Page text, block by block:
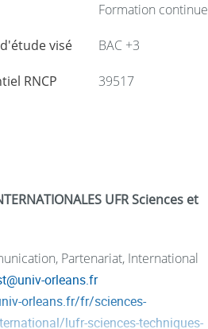
permettra l’attribution d’un
et de la biologie :
Formation continue
visé BAC +3
RNCP 39517
UFR Sciences et
Partenariat, International
@univ-orleans.fr
orleans.fr/fr/sciences-
lufr-sciences-techniques-